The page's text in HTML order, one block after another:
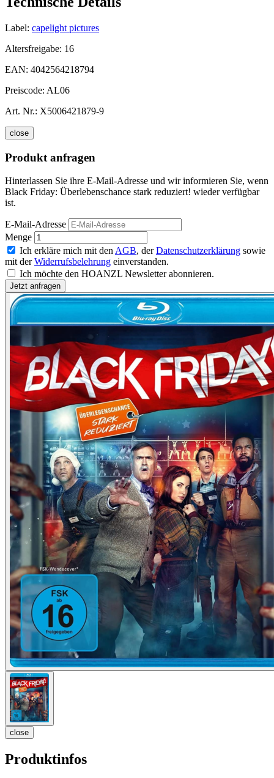
Label: capelight pictures
Altersfreigabe: 16
EAN: 4042564218794
Preiscode: AL06
Art. Nr.: X5006421879-9
close
Produkt anfragen
Hinterlassen Sie ihre E-Mail-Adresse und wir informieren Sie, wenn
Black Friday: Überlebenschance stark reduziert! wieder verfügbar
ist.
E-Mail-Adresse
Menge
Ich erkläre mich mit den AGB, derDatenschutzerklärung sowie
mit derWiderrufsbelehrung einverstanden.
Ich möchte den HOANZL Newsletter abonnieren.
close
Produktinfos